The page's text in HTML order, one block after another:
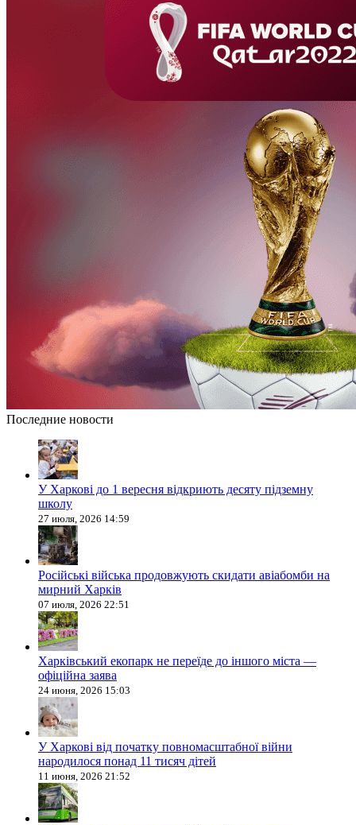
Последние новости
У Харкові до 1 вересня відкриють десяту підземну
школу
27 июля, 2026 14:59
Російські війська продовжують скидати авіабомби на
мирний Харків
07 июля, 2026 22:51
Харківський екопарк не переїде до іншого міста —
офіційна заява
24 июня, 2026 15:03
У Харкові від початку повномасштабної війни
народилося понад 11 тисяч дітей
11 июня, 2026 21:52